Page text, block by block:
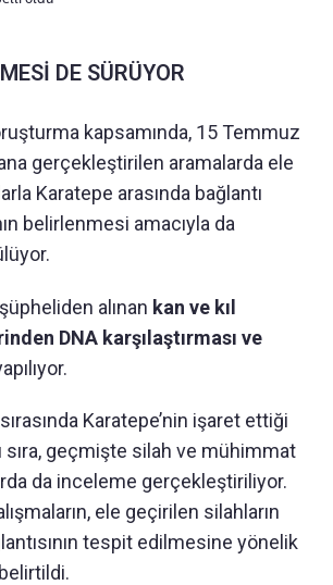
DE SÜRÜYOR
kapsamında, 15 Temmuz
gerçekleştirilen aramalarda ele
Karatepe arasında bağlantı
belirlenmesi amacıyla da
alınan kan ve kıl
DNA karşılaştırması ve
Karatepe’nin işaret ettiği
sıra, geçmişte silah ve mühimmat
da inceleme gerçekleştiriliyor.
ele geçirilen silahların
tespit edilmesine yönelik